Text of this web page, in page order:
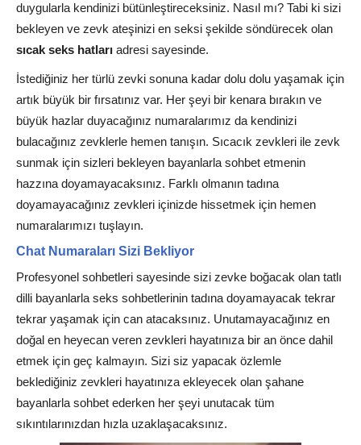
duygularla kendinizi bütünleştireceksiniz. Nasıl mı? Tabi ki sizi
bekleyen ve zevk ateşinizi en seksi şekilde söndürecek olan
sıcak seks hatları adresi sayesinde.
İstediğiniz her türlü zevki sonuna kadar dolu dolu yaşamak için
artık büyük bir fırsatınız var. Her şeyi bir kenara bırakın ve
büyük hazlar duyacağınız numaralarımız da kendinizi
bulacağınız zevklerle hemen tanışın. Sıcacık zevkleri ile zevk
sunmak için sizleri bekleyen bayanlarla sohbet etmenin
hazzına doyamayacaksınız. Farklı olmanın tadına
doyamayacağınız zevkleri içinizde hissetmek için hemen
numaralarımızı tuşlayın.
Chat Numaraları Sizi Bekliyor
Profesyonel sohbetleri sayesinde sizi zevke boğacak olan tatlı
dilli bayanlarla seks sohbetlerinin tadına doyamayacak tekrar
tekrar yaşamak için can atacaksınız. Unutamayacağınız en
doğal en heyecan veren zevkleri hayatınıza bir an önce dahil
etmek için geç kalmayın. Sizi siz yapacak özlemle
beklediğiniz zevkleri hayatınıza ekleyecek olan şahane
bayanlarla sohbet ederken her şeyi unutacak tüm
sıkıntılarınızdan hızla uzaklaşacaksınız.